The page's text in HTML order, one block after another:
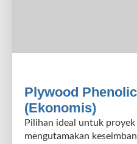
Plywood
(Ekonomis)
Pilihan ideal untuk
mengutamakan